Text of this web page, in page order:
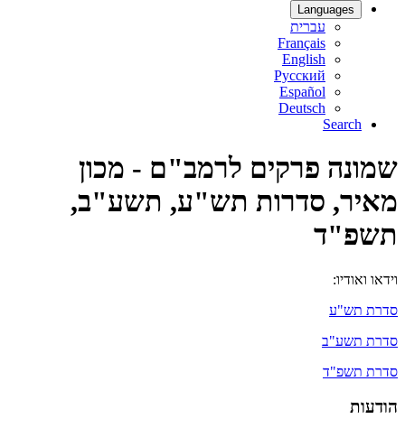
Languages
עברית
Français
English
Русский
Español
Deutsch
Search
שמונה פרקים לרמב"ם - מכון
מאיר, סדרות תש"ע, תשע"ב,
תשפ"ד
וידאו ואודיו:
סדרת תש"ע
סדרת תשע"ב
סדרת תשפ"ד
הודעות